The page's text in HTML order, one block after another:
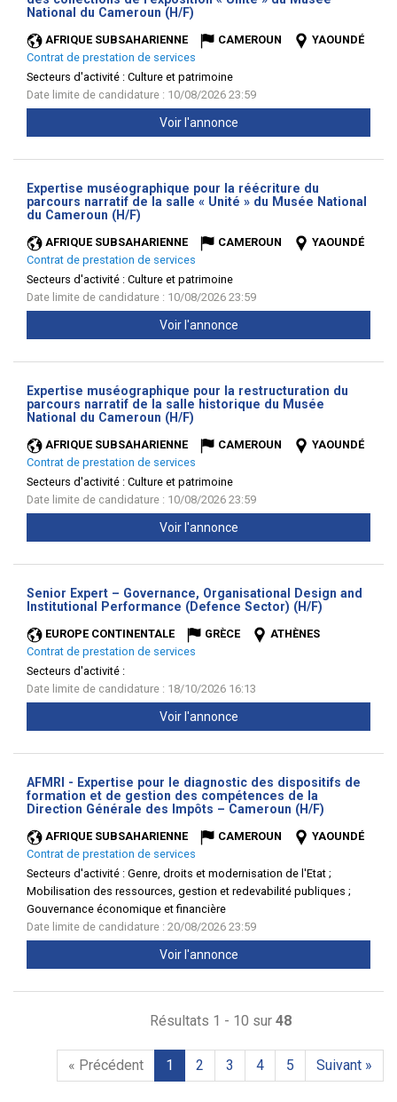
National du Cameroun (H/F)
AFRIQUE SUBSAHARIENNE CAMEROUN
YAOUNDÉ
Contrat de prestation de services
Secteurs d'activité : Culture et patrimoine
Date limite de candidature : 10/08/2026 23:59
Voir l'annonce
Expertise muséographique pour la réécriture du
parcours narratif de la salle « Unité » du Musée National
du Cameroun (H/F)
AFRIQUE SUBSAHARIENNE CAMEROUN
YAOUNDÉ
Contrat de prestation de services
Secteurs d'activité : Culture et patrimoine
Date limite de candidature : 10/08/2026 23:59
Voir l'annonce
Expertise muséographique pour la restructuration du
parcours narratif de la salle historique du Musée
National du Cameroun (H/F)
AFRIQUE SUBSAHARIENNE CAMEROUN
YAOUNDÉ
Contrat de prestation de services
Secteurs d'activité : Culture et patrimoine
Date limite de candidature : 10/08/2026 23:59
Voir l'annonce
Senior Expert – Governance, Organisational Design and
Institutional Performance (Defence Sector) (H/F)
EUROPE CONTINENTALE GRÈCE
ATHÈNES
Contrat de prestation de services
Secteurs d'activité :
Date limite de candidature : 18/10/2026 16:13
Voir l'annonce
AFMRI - Expertise pour le diagnostic des dispositifs de
formation et de gestion des compétences de la
Direction Générale des Impôts – Cameroun (H/F)
AFRIQUE SUBSAHARIENNE CAMEROUN
YAOUNDÉ
Contrat de prestation de services
Secteurs d'activité : Genre, droits et modernisation de l'Etat ;
Mobilisation des ressources, gestion et redevabilité publiques ;
Gouvernance économique et financière
Date limite de candidature : 20/08/2026 23:59
Voir l'annonce
Résultats 1 - 10 sur 48
« Précédent 1 2 3 4 5 Suivant »